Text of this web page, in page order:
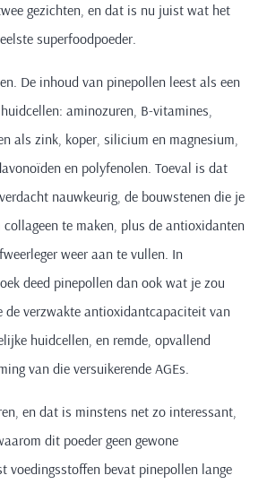
gezichten, en dat is nu juist wat het
superfoodpoeder.
De inhoud van pinepollen leest als een
aminozuren, B-vitamines,
als zink, koper, silicium en magnesium,
en polyfenolen. Toeval is dat
nauwkeurig, de bouwstenen die je
te maken, plus de antioxidanten
weer aan te vullen. In
deed pinepollen dan ook wat je zou
de verzwakte antioxidantcapaciteit van
huidcellen, en remde, opvallend
van die versuikerende AGEs.
en dat is minstens net zo interessant,
dit poeder geen gewone
voedingsstoffen bevat pinepollen lange